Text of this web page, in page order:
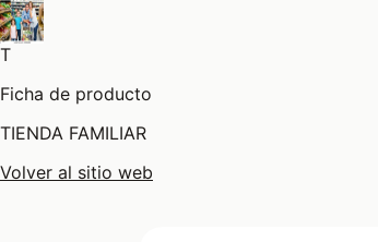
T
Ficha de producto
TIENDA FAMILIAR
Volver al sitio web